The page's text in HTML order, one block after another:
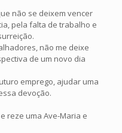
não se deixem vencer
pela falta de trabalho e
não me deixe
de um novo dia
emprego, ajudar uma
devoção.
reze uma Ave-Maria e